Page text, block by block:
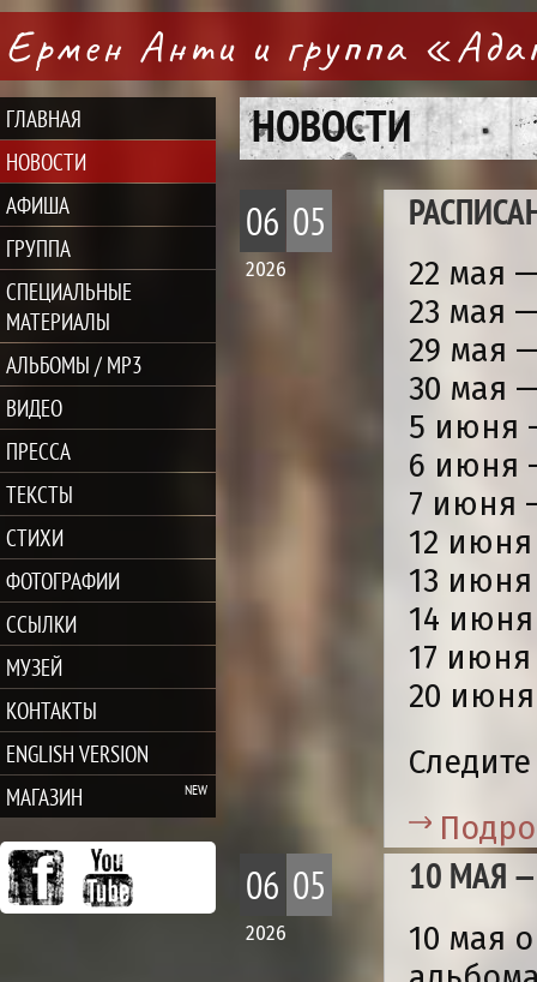
Ермен Анти и группа
ГЛАВНАЯ
НОВОСТИ
АФИША
ГРУППА
СПЕЦИАЛЬНЫЕ
МАТЕРИАЛЫ
АЛЬБОМЫ / MP3
ВИДЕО
ПРЕССА
ТЕКСТЫ
СТИХИ
ФОТОГРАФИИ
ССЫЛКИ
МУЗЕЙ
КОНТАКТЫ
ENGLISH VERSION
МАГАЗИН
НОВОСТИ
06 05
2026
22 мая
23 мая
29 мая
30 мая
5 июня
6 июня
7 июня
12
13
14
17
20
06 05
2026
10 МАЯ
10 мая